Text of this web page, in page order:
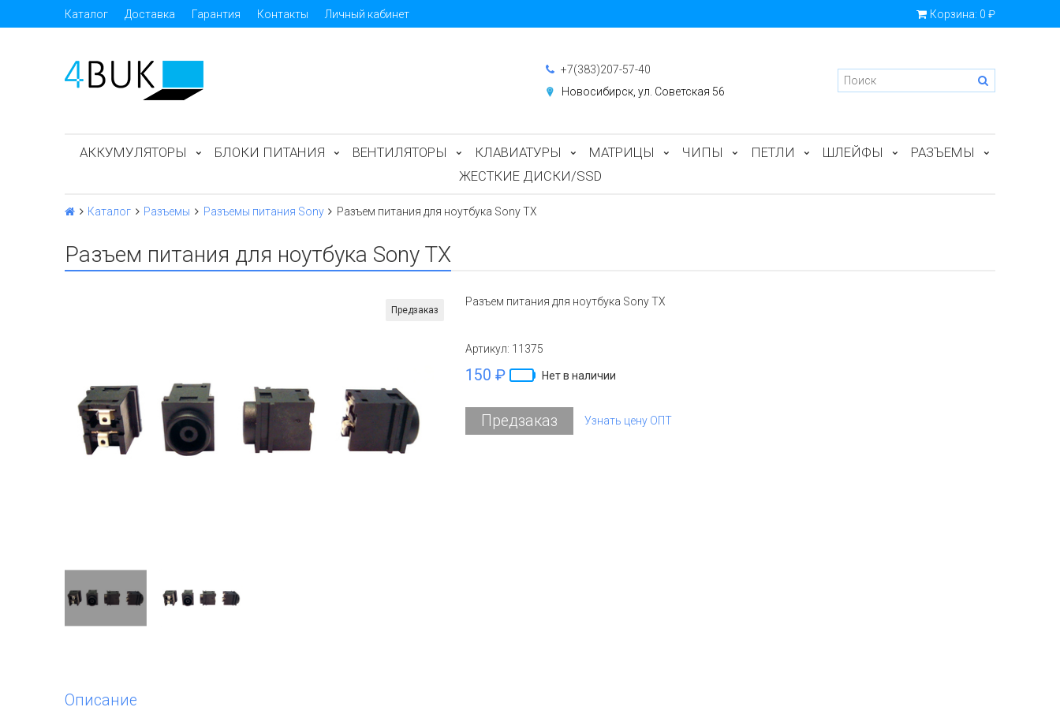
Каталог Доставка Гарантия Контакты Личный кабинет Корзина: 0 ₽
+7(383)207-57-40
Новосибирск, ул. Советская 56
АККУМУЛЯТОРЫ БЛОКИ ПИТАНИЯ ВЕНТИЛЯТОРЫ КЛАВИАТУРЫ МАТРИЦЫ ЧИПЫ ПЕТЛИ ШЛЕЙФЫ
РАЗЪЕМЫ
ЖЕСТКИЕ ДИСКИ/SSD
Каталог Разъемы Разъемы питания Sony Разъем питания для ноутбука Sony TX
Разъем питания для ноутбука Sony TX
Предзаказ
Разъем питания для ноутбука Sony TX
Артикул: 11375
150 ₽ Нет в наличии
Предзаказ Узнать цену ОПТ
Описание